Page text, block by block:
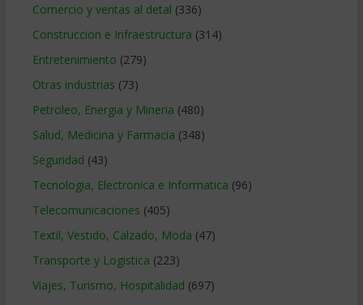
Comercio y ventas al detal (336)
Construccion e Infraestructura (314)
Entretenimiento (279)
Otras industrias (73)
Petroleo, Energia y Mineria (480)
Salud, Medicina y Farmacia (348)
Seguridad (43)
Tecnologia, Electronica e Informatica (96)
Telecomunicaciones (405)
Textil, Vestido, Calzado, Moda (47)
Transporte y Logistica (223)
Viajes, Turismo, Hospitalidad (697)